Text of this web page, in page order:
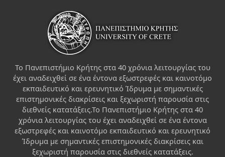
Το Πανεπιστήμιο Κρήτης στα 40 χρόνια λειτουργίας του
έχει αναδειχθεί σε ένα έντονα εξωστρεφές και καινοτόμο
εκπαιδευτικό και ερευνητικό Ίδρυμα με σημαντικές
επιστημονικές διακρίσεις και ξεχωριστή παρουσία στις
διεθνείς κατατάξεις.Το Πανεπιστήμιο Κρήτης στα 40
χρόνια λειτουργίας του έχει αναδειχθεί σε ένα έντονα
εξωστρεφές και καινοτόμο εκπαιδευτικό και ερευνητικό
Ίδρυμα με σημαντικές επιστημονικές διακρίσεις και
ξεχωριστή παρουσία στις διεθνείς κατατάξεις.